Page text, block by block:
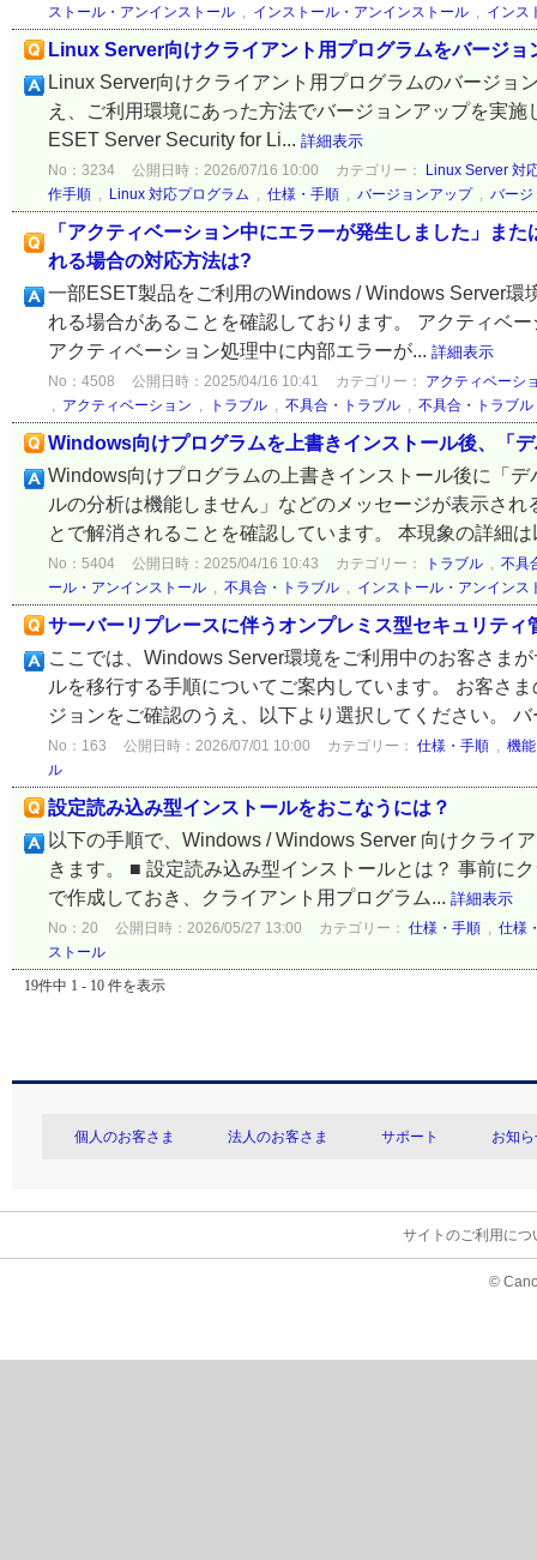
ストール・アンインストール , インストール・アンインストール , インス
Linux Server向けクライアント用プログラムをバージョ
Linux Server向けクライアント用プログラムのバージョ
え、ご利用環境にあった方法でバージョンアップを実
ESET Server Security for Li... 詳細表示
No：3234 公開日時：2026/07/16 10:00 カテゴリー：
Linux Server 対
作手順 , Linux 対応プログラム , 仕様・手順 , バージョンアップ, バージ
「アクティベーション中にエラーが発生しました」ま
れる場合の対応方法は?
一部ESET製品をご利用のWindows / Windows Server
れる場合があることを確認しております。 アクティベ
アクティベーション処理中に内部エラーが... 詳細表示
No：4508 公開日時：2025/04/16 10:41 カテゴリー： アクティベーシ
, アクティベーション , トラブル , 不具合・トラブル , 不具合・トラブル
Windows向けプログラムを上書きインストール後、「
Windows向けプログラムの上書きインストール後に「
ルの分析は機能しません」などのメッセージが表示さ
とで解消されることを確認しています。 本現象の詳細
No：5404 公開日時：2025/04/16 10:43 カテゴリー： トラブル , 不具
ール・アンインストール , 不具合・トラブル , インストール・アンインス
サーバーリプレースに伴うオンプレミス型セキュリティ
ここでは、Windows Server環境をご利用中のお客さま
ルを移行する手順についてご案内しています。 お客さ
ジョンをご確認のうえ、以下より選択してください。
No：163 公開日時：2026/07/01 10:00 カテゴリー： 仕様・手順 , 機
ル
設定読み込み型インストールをおこなうには？
以下の手順で、Windows / Windows Server 向けクライ
きます。 ■ 設定読み込み型インストールとは？ 事前に
で作成しておき、クライアント用プログラム... 詳細表示
No：20 公開日時：2026/05/27 13:00 カテゴリー： 仕様・手順 , 仕様
ストール
19件中 1 - 10 件を表示
個人のお客さま 法人のお客さま サポート お知
サイトのご利用につ
©